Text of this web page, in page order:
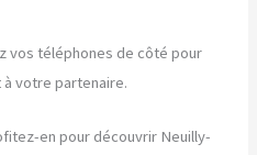
vos téléphones de côté pour
votre partenaire.
en pour découvrir Neuilly-